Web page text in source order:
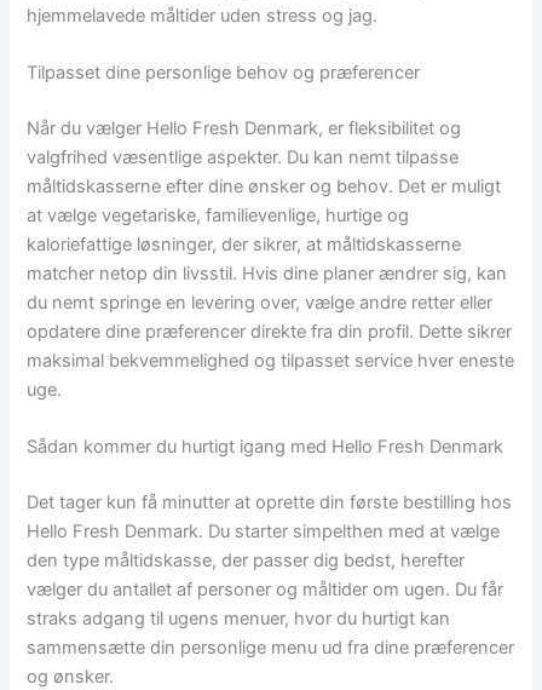
hjemmelavede måltider uden stress og jag.
Tilpasset dine personlige behov og præferencer
Når du vælger Hello Fresh Denmark, er fleksibilitet og
valgfrihed væsentlige aspekter. Du kan nemt tilpasse
måltidskasserne efter dine ønsker og behov. Det er muligt
at vælge vegetariske, familievenlige, hurtige og
kaloriefattige løsninger, der sikrer, at måltidskasserne
matcher netop din livsstil. Hvis dine planer ændrer sig, kan
du nemt springe en levering over, vælge andre retter eller
opdatere dine præferencer direkte fra din profil. Dette sikrer
maksimal bekvemmelighed og tilpasset service hver eneste
uge.
Sådan kommer du hurtigt igang med Hello Fresh Denmark
Det tager kun få minutter at oprette din første bestilling hos
Hello Fresh Denmark. Du starter simpelthen med at vælge
den type måltidskasse, der passer dig bedst, herefter
vælger du antallet af personer og måltider om ugen. Du får
straks adgang til ugens menuer, hvor du hurtigt kan
sammensætte din personlige menu ud fra dine præferencer
og ønsker.